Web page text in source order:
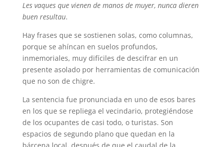
Les vaques que vienen de manos de muyer, nunca dieren
buen resultau.
Hay frases que se sostienen solas, como columnas,
porque se ahíncan en suelos profundos,
inmemoriales, muy difíciles de descifrar en un
presente asolado por herramientas de comunicación
que no son de chigre.
La sentencia fue pronunciada en uno de esos bares
en los que se repliega el vecindario, protegiéndose
de los ocupantes de casi todo, o turistas. Son
espacios de segundo plano que quedan en la